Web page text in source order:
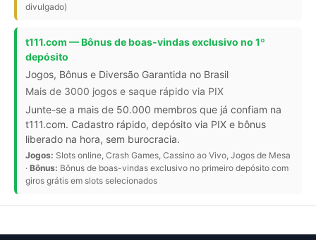
divulgado)
t111.com — Bônus de boas-vindas exclusivo no 1º
depósito
Jogos, Bônus e Diversão Garantida no Brasil
Mais de 3000 jogos e saque rápido via PIX
Junte-se a mais de 50.000 membros que já confiam na
t111.com. Cadastro rápido, depósito via PIX e bônus
liberado na hora, sem burocracia.
Jogos: Slots online, Crash Games, Cassino ao Vivo, Jogos de Mesa
· Bônus: Bônus de boas-vindas exclusivo no primeiro depósito com
giros grátis em slots selecionados